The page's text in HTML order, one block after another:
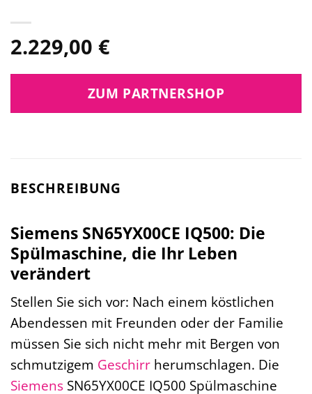
2.229,00 €
ZUM PARTNERSHOP
BESCHREIBUNG
Siemens SN65YX00CE IQ500: Die
Spülmaschine, die Ihr Leben
verändert
Stellen Sie sich vor: Nach einem köstlichen
Abendessen mit Freunden oder der Familie
müssen Sie sich nicht mehr mit Bergen von
schmutzigem Geschirr herumschlagen. Die
Siemens SN65YX00CE IQ500 Spülmaschine